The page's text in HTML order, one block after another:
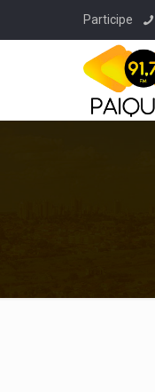
Participe